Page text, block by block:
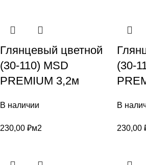
Глянцевый цветной
(30-110) MSD
PREMIUM 3,2м
В наличии
230,00 ₽м2
(30-
В
230,00